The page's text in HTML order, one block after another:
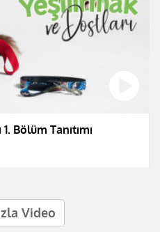
Bölüm Tanıtımı
Video